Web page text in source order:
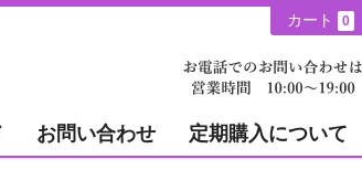
カート 0
お問い合わせ 定期購入について